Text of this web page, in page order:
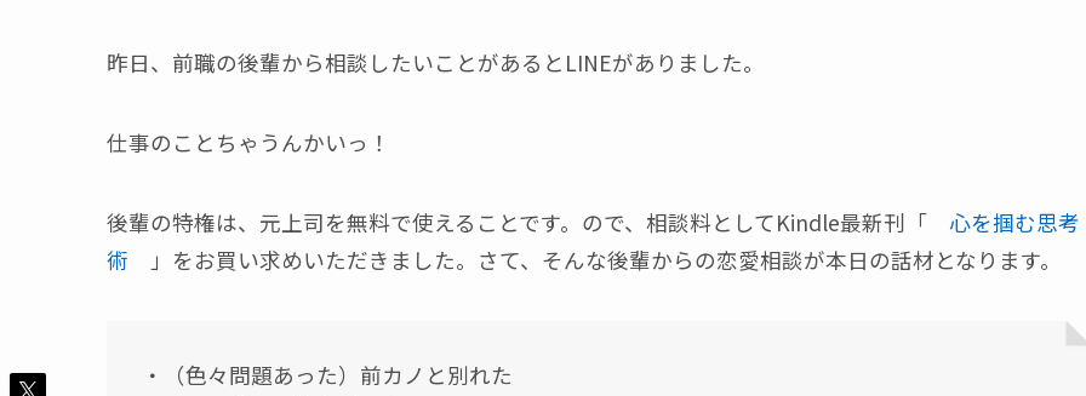
昨日、前職の後輩から相談したいことがあるとLINEがありました。
仕事のことちゃうんかいっ！
後輩の特権は、元上司を無料で使えることです。ので、相談料としてKindle最新刊「 心を掴む思考
術 」をお買い求めいただきました。さて、そんな後輩からの恋愛相談が本日の話材となります。
・（色々問題あった）前カノと別れた